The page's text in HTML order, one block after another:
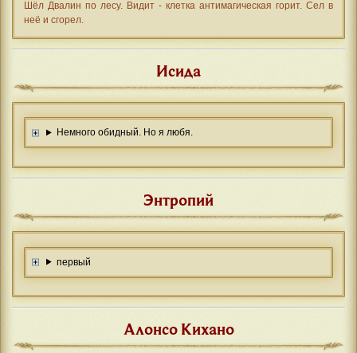
Шёл Двалин по лесу. Видит - клетка антимагическая горит. Сел в
неё и сгорел.
Исида
Немного обидный. Но я любя.
Энтропий
первый
Алонсо Кихано